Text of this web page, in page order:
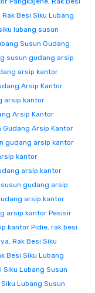
Rak Besi Siku Lubang
lubang susun
Susun Gudang
susun gudang arsip
arsip kantor
Arsip Kantor
arsip kantor
Arsip Kantor
Gudang Arsip Kantor
gudang arsip kantor
kantor
arsip kantor
gudang arsip
arsip kantor
arsip kantor Pesisir
kantor Pidie, rak besi
, Rak Besi Siku
Besi Siku Lubang
Siku Lubang Susun
Lubang Susun